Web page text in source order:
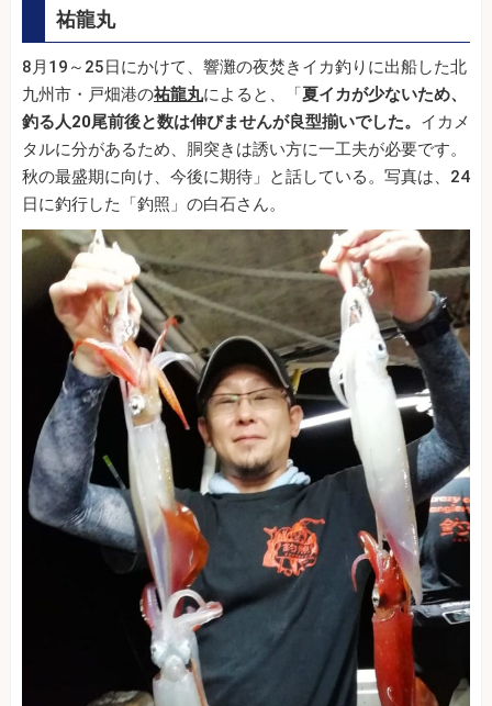
祐龍丸
8月19～25日にかけて、響灘の夜焚きイカ釣りに出船した北
九州市・戸畑港の祐龍丸によると、「夏イカが少ないため、
釣る人20尾前後と数は伸びませんが良型揃いでした。 イカメ
タルに分があるため、胴突きは誘い方に一工夫が必要です。
秋の最盛期に向け、今後に期待」と話している。写真は、24
日に釣行した「釣照」の白石さん。